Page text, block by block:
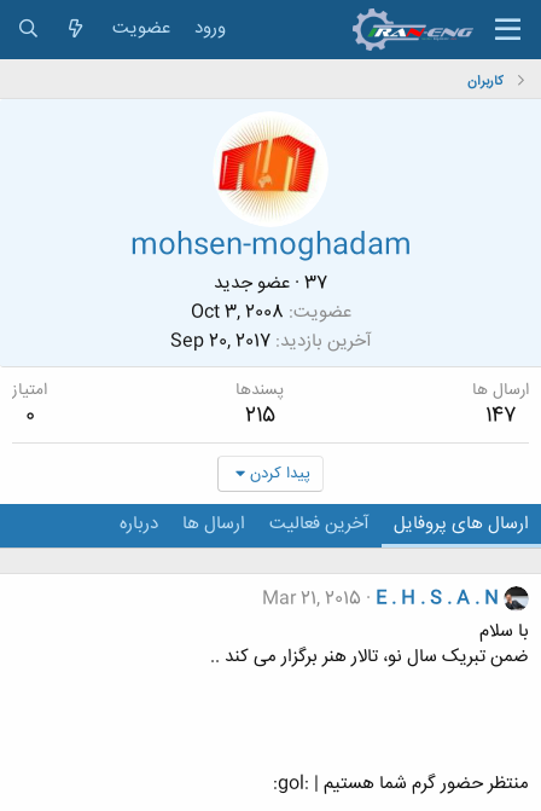
ورود عضویت
کاربران
mohsen-moghadam
عضو جدید · 37
عضویت Oct 3, 2008
آخرین بازدید Sep 20, 2017
ارسال ها
147
پسندها
215
امتیاز
0
پیدا کردن
ارسال های پروفایل آخرین فعالیت ارسال ها درباره
E . H . S . A . N
Mar 21, 2015
با سلام
ضمن تبریک سال نو، تالار هنر برگزار می کند ..
منتظر حضور گرم شما هستیم | :gol: